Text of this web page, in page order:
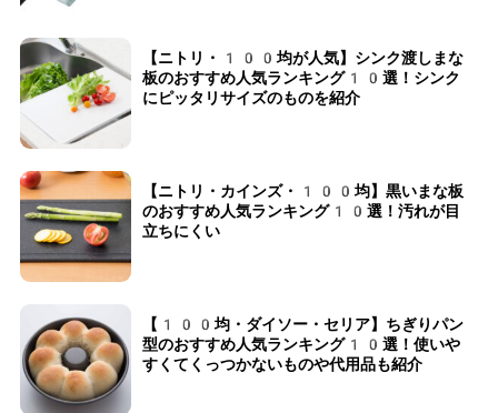
【ニトリ・100均が人気】シンク渡しまな
板のおすすめ人気ランキング10選！シンク
にピッタリサイズのものを紹介
【ニトリ・カインズ・100均】黒いまな板
のおすすめ人気ランキング10選！汚れが目
立ちにくい
【100均・ダイソー・セリア】ちぎりパン
型のおすすめ人気ランキング10選！使いや
すくてくっつかないものや代用品も紹介